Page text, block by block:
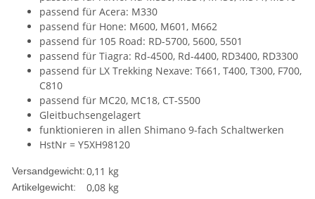
passend für Acera: M330
passend für Hone: M600, M601, M662
passend für 105 Road: RD-5700, 5600, 5501
passend für Tiagra: Rd-4500, Rd-4400, RD3400, RD3300
passend für LX Trekking Nexave: T661, T400, T300, F700,
C810
passend für MC20, MC18, CT-S500
Gleitbuchsengelagert
funktionieren in allen Shimano 9-fach Schaltwerken
HstNr = Y5XH98120
Versandgewicht:0,11 kg
Artikelgewicht: 0,08 kg